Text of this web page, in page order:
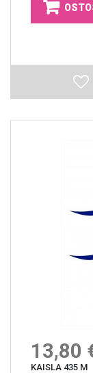
13,80
KAISLA 435 M